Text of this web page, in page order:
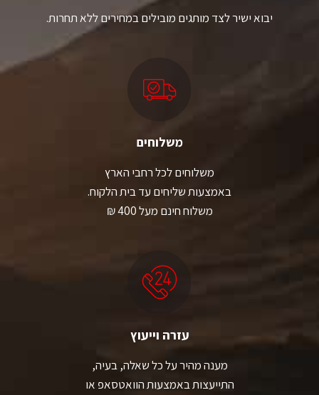
יבוא ישיר לצד מותגים מובילים במחירים ללא תחרות.
משלוחים
משלוחים לכל רחבי הארץ
באמצעות שליחים עד בית הלקוח.
משלוח חינם מעל 400 ₪
עזרה וייעוץ
מענה מהיר על כל שאלה, בעיה,
התייעצות באמצעות הוואטסאפ או